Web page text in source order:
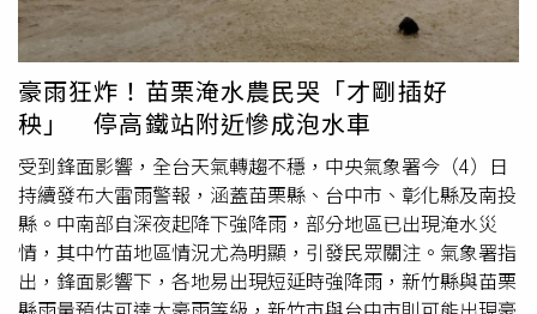
是年約30歲的葉姓男子，警方也在5月2日下午4時20分左
右，於133次 自強號
上逮到涉案男子，該案後續由大甲鐵警
派出所接手，並依《刑法》公然猥褻罪將移送苗栗地檢署偵
辦。
豪雨狂炸！苗栗淹水農民哭「才剛插好
秧」 停高鐵站附近慘成泡水車
受到鋒面影響，全台天氣轉趨不穩，中央氣象署今（4）日
持續發布大雷雨警報，涵蓋苗栗縣、台中市、彰化縣及南投
縣。中南部自深夜起降下強降雨，部分地區已出現淹水災
情，其中竹苗地區情況尤為明顯，引發民眾關注。氣象署指
出，鋒面影響下，各地易出現短延時強降雨，新竹縣與苗栗